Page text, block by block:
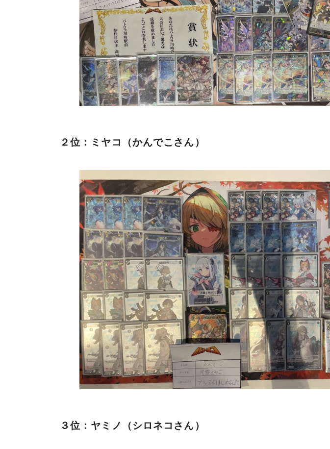
２位：ミヤコ（かんでこさん）
３位：ヤミノ（シロネコさん）